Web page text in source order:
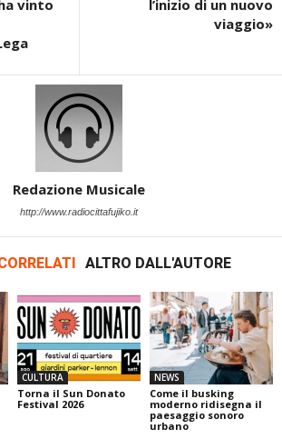
vinto
l’inizio di un nuovo
viaggio»
Redazione Musicale
http://www.radiocittafujiko.it
ALTRO DALL'AUTORE
CULTURA
Torna il Sun Donato
Festival 2026
NEWS
Come il busking
moderno ridisegna il
paesaggio sonoro
urbano